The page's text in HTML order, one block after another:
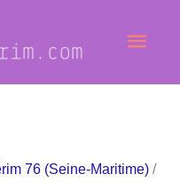
76 (Seine-Maritime) /